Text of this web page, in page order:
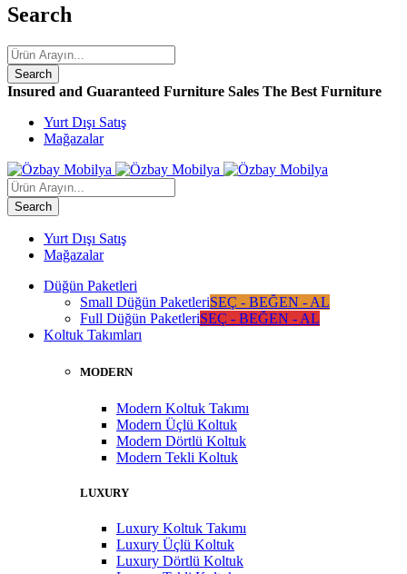
Search
Insured and Guaranteed Furniture Sales The Best Furniture
Yurt Dışı Satış
Mağazalar
Yurt Dışı Satış
Mağazalar
Düğün Paketleri
Small Düğün PaketleriSEÇ - BEĞEN - AL
Full Düğün PaketleriSEÇ - BEĞEN - AL
Koltuk Takımları
MODERN
Modern Koltuk Takımı
Modern Üçlü Koltuk
Modern Dörtlü Koltuk
Modern Tekli Koltuk
LUXURY
Luxury Koltuk Takımı
Luxury Üçlü Koltuk
Luxury Dörtlü Koltuk